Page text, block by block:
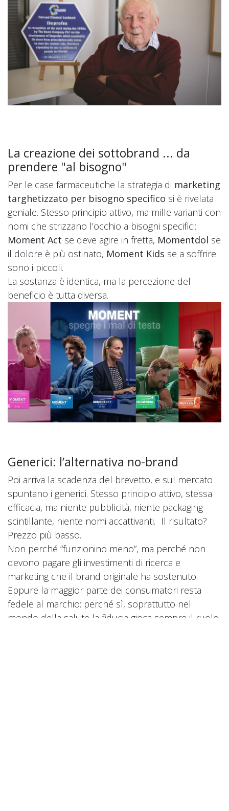
La creazione dei sottobrand ... da
prendere "al bisogno"
Per le case farmaceutiche la strategia di marketing
targhetizzato per bisogno specifico si è rivelata
geniale. Stesso principio attivo, ma mille varianti con
nomi che strizzano l’occhio a bisogni specifici:
Moment Act se deve agire in fretta, Momentdol se
il dolore è più ostinato, Moment Kids se a soffrire
sono i piccoli.
La sostanza è identica, ma la percezione del
beneficio è tutta diversa.
Generici: l’alternativa no-brand
Poi arriva la scadenza del brevetto, e sul mercato
spuntano i generici. Stesso principio attivo, stessa
efficacia, ma niente pubblicità, niente packaging
scintillante, niente nomi accattivanti. Il risultato?
Prezzo più basso.
Non perché “funzionino meno”, ma perché non
devono pagare gli investimenti di ricerca e
marketing che il brand originale ha sostenuto.
Eppure la maggior parte dei consumatori resta
fedele al marchio: perché sì, soprattutto nel
mondo della salute la fiducia gioca sempre il ruolo